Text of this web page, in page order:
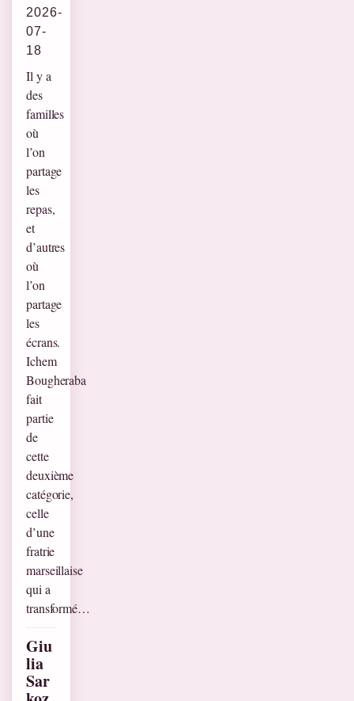
2026-
07-
18
Il y a
des
familles
où
l’on
partage
les
repas,
et
d’autres
où
l’on
partage
les
écrans.
Ichem
Bougheraba
fait
partie
de
cette
deuxième
catégorie,
celle
d’une
fratrie
marseillaise
qui a
transformé…
Giu
lia
Sar